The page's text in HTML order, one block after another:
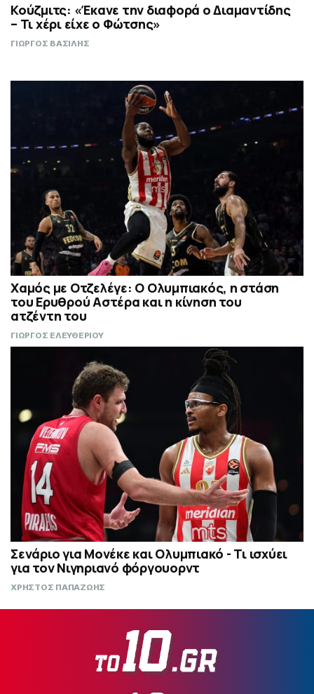
Κούζμιτς: «Έκανε την διαφορά ο Διαμαντίδης
– Τι χέρι είχε ο Φώτσης»
ΓΙΩΡΓΟΣ ΒΑΣΙΛΗΣ
Χαμός με Οτζελέγε: Ο Ολυμπιακός, η στάση
του Ερυθρού Αστέρα και η κίνηση του
ατζέντη του
ΓΙΩΡΓΟΣ ΕΛΕΥΘΕΡΙΟΥ
Σενάριο για Μονέκε και Ολυμπιακό - Τι ισχύει
για τον Νιγηριανό φόργουορντ
ΧΡΗΣΤΟΣ ΠΑΠΑΖΩΗΣ